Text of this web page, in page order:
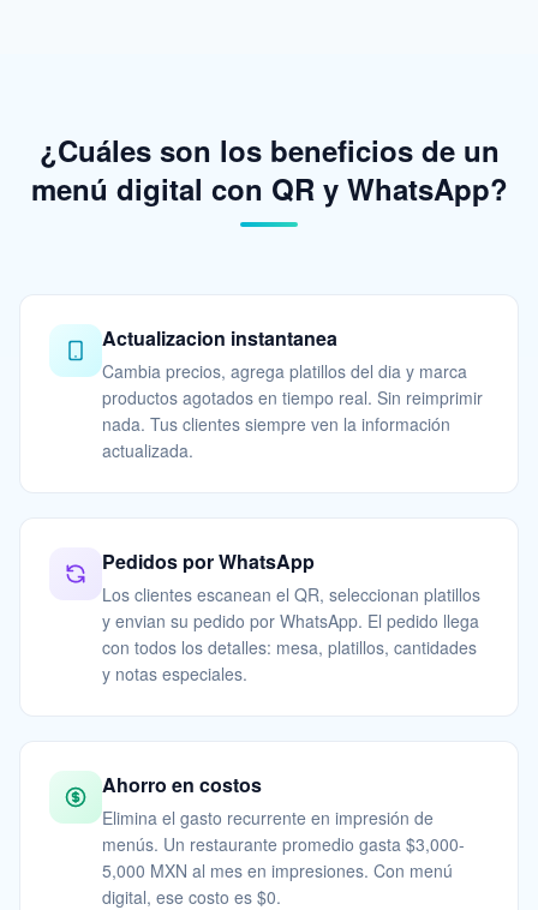
¿Cuáles son los beneficios de un
menú digital con QR y WhatsApp?
Actualizacion instantanea
Cambia precios, agrega platillos del dia y marca
productos agotados en tiempo real. Sin reimprimir
nada. Tus clientes siempre ven la información
actualizada.
Pedidos por WhatsApp
Los clientes escanean el QR, seleccionan platillos
y envian su pedido por WhatsApp. El pedido llega
con todos los detalles: mesa, platillos, cantidades
y notas especiales.
Ahorro en costos
Elimina el gasto recurrente en impresión de
menús. Un restaurante promedio gasta $3,000-
5,000 MXN al mes en impresiones. Con menú
digital, ese costo es $0.